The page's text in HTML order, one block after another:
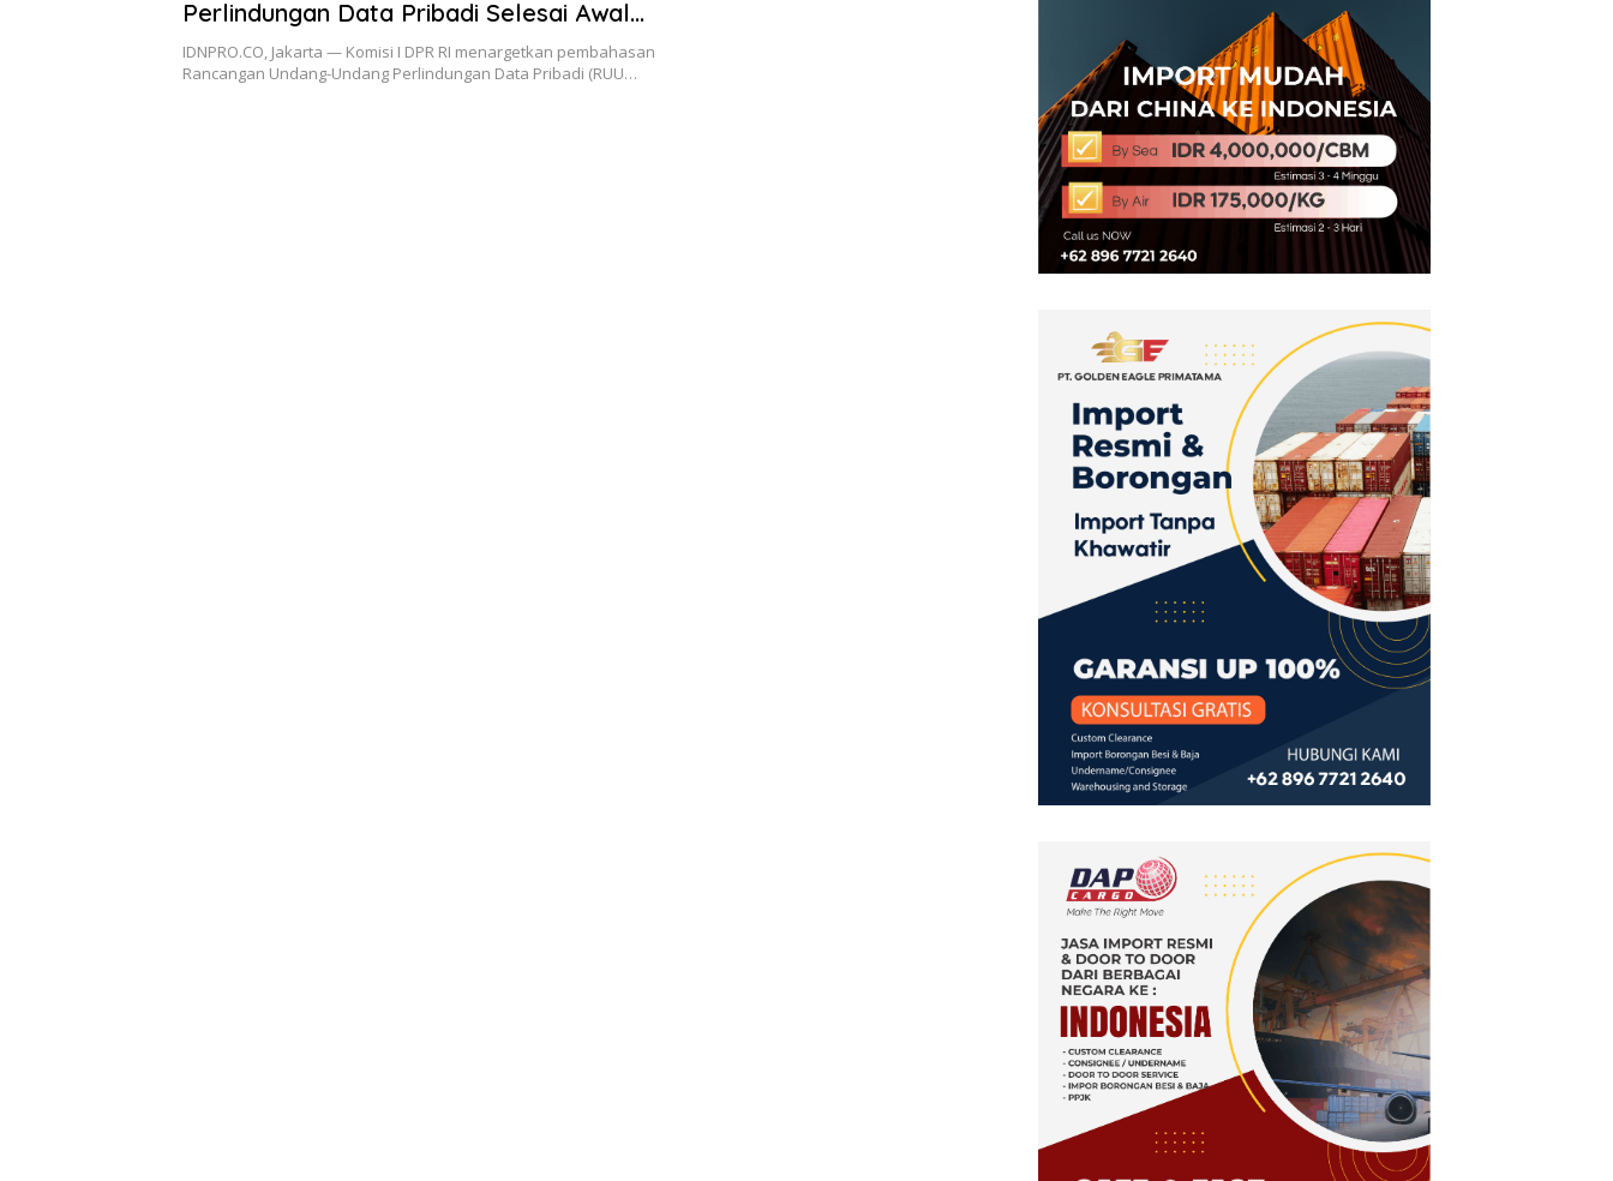
Perlindungan Data Pribadi Selesai Awal
Juli
IDNPRO.CO, Jakarta — Komisi I DPR RI menargetkan pembahasan
Rancangan Undang-Undang Perlindungan Data Pribadi (RUU…